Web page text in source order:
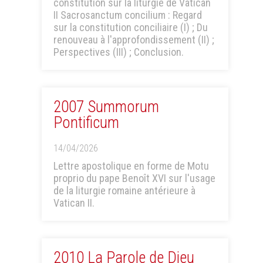
constitution sur la liturgie de Vatican
II Sacrosanctum concilium : Regard
sur la constitution conciliaire (I) ; Du
renouveau à l'approfondissement (II) ;
Perspectives (III) ; Conclusion.
2007 Summorum
Pontificum
14/04/2026
Lettre apostolique en forme de Motu
proprio du pape Benoît XVI sur l'usage
de la liturgie romaine antérieure à
Vatican II.
2010 La Parole de Dieu